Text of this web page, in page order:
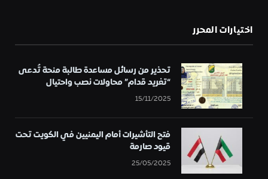
اختيارات المحرر
تحذير من رسائل مساعدة طالبة منحة تُدعى
“تغريد قدام” محاولات نصب واحتيال
15/11/2025
فتح التأشيرات أمام اليمنيين في الكويت تحت
قيود صارمة
25/05/2025